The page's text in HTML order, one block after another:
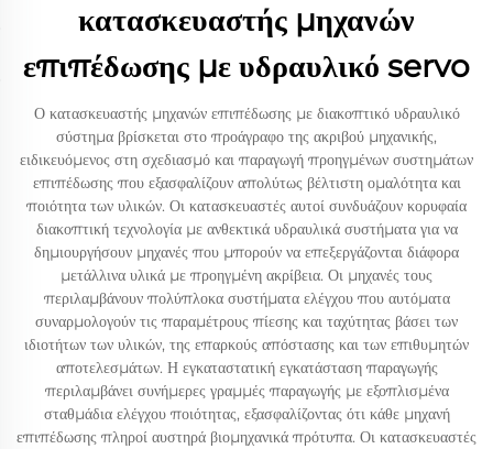
κατασκευαστής μηχανών
επιπέδωσης με υδραυλικό servo
Ο κατασκευαστής μηχανών επιπέδωσης με διακοπτικό υδραυλικό
σύστημα βρίσκεται στο προάγραφο της ακριβού μηχανικής,
ειδικευόμενος στη σχεδιασμό και παραγωγή προηγμένων συστημάτων
επιπέδωσης που εξασφαλίζουν απολύτως βέλτιστη ομαλότητα και
ποιότητα των υλικών. Οι κατασκευαστές αυτοί συνδυάζουν κορυφαία
διακοπτική τεχνολογία με ανθεκτικά υδραυλικά συστήματα για να
δημιουργήσουν μηχανές που μπορούν να επεξεργάζονται διάφορα
μετάλλινα υλικά με προηγμένη ακρίβεια. Οι μηχανές τους
περιλαμβάνουν πολύπλοκα συστήματα ελέγχου που αυτόματα
συναρμολογούν τις παραμέτρους πίεσης και ταχύτητας βάσει των
ιδιοτήτων των υλικών, της επαρκούς απόστασης και των επιθυμητών
αποτελεσμάτων. Η εγκαταστατική εγκατάσταση παραγωγής
περιλαμβάνει συνήμερες γραμμές παραγωγής με εξοπλισμένα
σταθμάδια ελέγχου ποιότητας, εξασφαλίζοντας ότι κάθε μηχανή
επιπέδωσης πληροί αυστηρά βιομηχανικά πρότυπα. Οι κατασκευαστές